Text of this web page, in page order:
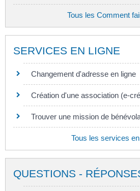
Tous les Comment
SERVICES EN LIGNE
Changement d'adresse en ligne
Création d'une association (e-
Trouver une mission de
Tous les services
QUESTIONS -